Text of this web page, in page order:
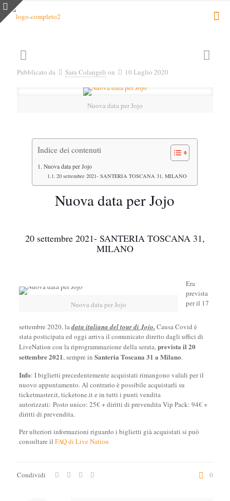
Pubblicato da Sara Colangeli on 10 Luglio 2020
Nuova data per Jojo
Indice dei contenuti
Nuova data per Jojo
20 settembre 2021- SANTERIA TOSCANA 31, MILANO
Nuova data per Jojo
20 settembre 2021- SANTERIA TOSCANA 31,
MILANO
Nuova data per Jojo
Era
prevista
per il 17
settembre 2020, ladata italiana del tour di Jojo. Causa Covid è
stata posticipata ed oggi arriva il comunicato diretto dagli uffici di
LiveNation con la riprogrammazione della serata,prevista il 20
settembre 2021, sempre in Santeria Toscana 31 a Milano.
Info: I biglietti precedentemente acquistati rimangono validi per il
nuovo appuntamento. Al contrario è possibile acquistarli su
ticketmaster.it, ticketone.it e in tutti i punti vendita
autorizzati: Posto unico: 25€ + diritti di prevendita Vip Pack: 94€ +
diritti di prevendita.
Per ulteriori informazioni riguardo i biglietti già acquistati si può
consultare il FAQ di Live Nation
Condividi 0